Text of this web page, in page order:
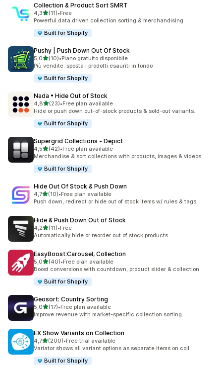
Collection & Product Sort SMRT
4,3stelle su 5
(11)
11 recensioni totali
•Free
Powerful data driven collection sorting & merchandising
Built for Shopify
Pushy | Push Down Out Of Stock
5,0stelle su 5
(10)
10 recensioni totali
•Piano gratuito disponibile
Più vendite: sposta i prodotti esauriti in fondo
Built for Shopify
Nada • Hide Out of Stock
4,8stelle su 5
(23)
23 recensioni totali
•Free plan available
Hide or push down out-of-stock products & sold-out variants.
Built for Shopify
Supergrid Collections ‑ Depict
4,5stelle su 5
(42)
42 recensioni totali
•Free plan available
Merchandise & sort collections with products, images & videos.
Built for Shopify
Hide Out Of Stock & Push Down
4,7stelle su 5
(10)
10 recensioni totali
•Free plan available
Push down, redirect or hide out of stock items w/ rules & tags
Hide & Push Down Out of Stock
4,2stelle su 5
(11)
11 recensioni totali
•Free
Automatically hide or reorder out of stock products
EasyBoost:Carousel, Collection
5,0stelle su 5
(40)
40 recensioni totali
•Free plan available
Boost conversions with countdown, product slider & collection
Built for Shopify
Geosort: Country Sorting
5,0stelle su 5
(17)
17 recensioni totali
•Free plan available
Improve revenue with market-specific collection sorting
EX Show Variants on Collection
4,7stelle su 5
(200)
200 recensioni totali
•Free trial available
Variator shows all variant options as separate items on coll
Built for Shopify